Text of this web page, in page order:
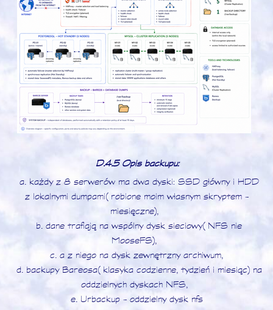
D.4.5 Opis backupu:
a. każdy z 8 serwerów ma dwa dyski: SSD główny i HDD
z lokalnymi dumpami (robione moim własnym skryptem -
miesięczne),
b. dane trafiają na wspólny dysk sieciowy (NFS nie
MooseFS),
c. a z niego na dysk zewnętrzny archiwum,
d. backupy Bareosa (klasyka codzienne, tydzień i miesiąc) na
oddzielnych dyskach NFS,
e. Urbackup - oddzielny dysk nfs